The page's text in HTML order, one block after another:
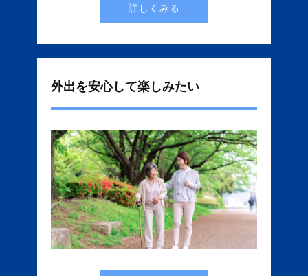
詳しくみる
外出を安心して楽しみたい